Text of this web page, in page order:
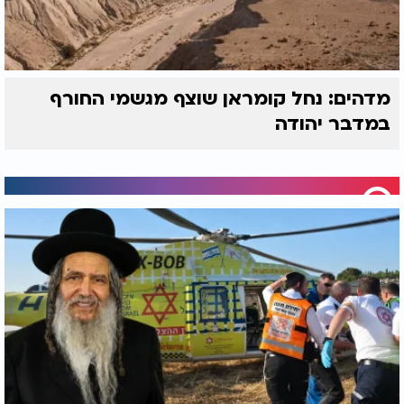
מדהים: נחל קומראן שוצף מגשמי החורף
במדבר יהודה